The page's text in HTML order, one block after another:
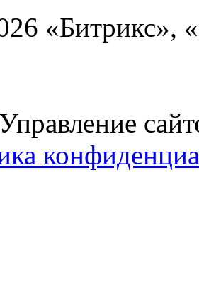
«Битрикс»,
Управление